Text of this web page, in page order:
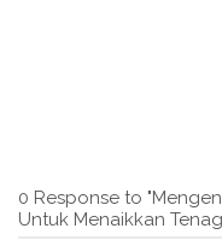
0 Response to
Untuk Menaikkan